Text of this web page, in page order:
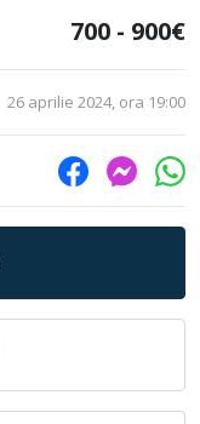
700 - 900€
26 aprilie 2024, ora 19:00